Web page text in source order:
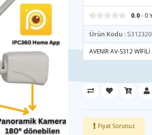
0.0- 0
Ürün Kodu :
AVENİR AV-S312
Fiyat Sorunuz